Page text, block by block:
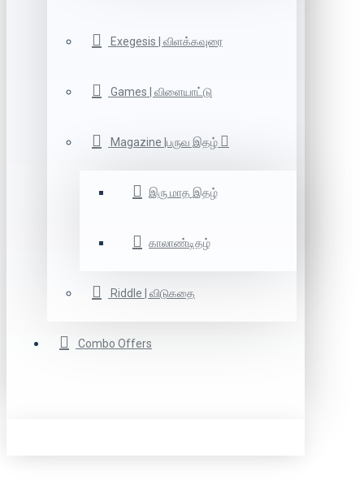
Exegesis | விளக்கவுரை
Games | விளையாட்டு
Magazine |பருவ இதழ்
இரு மாத இதழ்
காலாண்டிதழ்
Riddle | விடுகதை
Combo Offers